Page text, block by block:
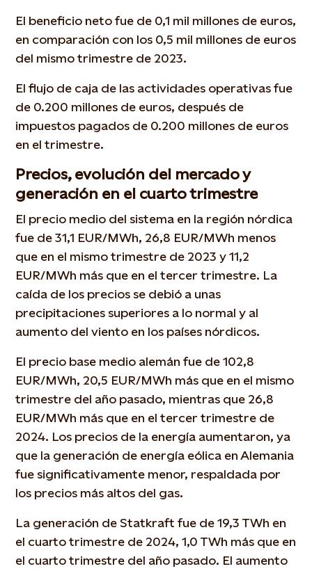
El beneficio neto fue de 0,1 mil millones de euros,
en comparación con los 0,5 mil millones de euros
del mismo trimestre de 2023.
El flujo de caja de las actividades operativas fue
de 0.200 millones de euros, después de
impuestos pagados de 0.200 millones de euros
en el trimestre.
Precios, evolución del mercado y
generación en el cuarto trimestre
El precio medio del sistema en la región nórdica
fue de 31,1 EUR/MWh, 26,8 EUR/MWh menos
que en el mismo trimestre de 2023 y 11,2
EUR/MWh más que en el tercer trimestre. La
caída de los precios se debió a unas
precipitaciones superiores a lo normal y al
aumento del viento en los países nórdicos.
El precio base medio alemán fue de 102,8
EUR/MWh, 20,5 EUR/MWh más que en el mismo
trimestre del año pasado, mientras que 26,8
EUR/MWh más que en el tercer trimestre de
2024. Los precios de la energía aumentaron, ya
que la generación de energía eólica en Alemania
fue significativamente menor, respaldada por
los precios más altos del gas.
La generación de Statkraft fue de 19,3 TWh en
el cuarto trimestre de 2024, 1,0 TWh más que en
el cuarto trimestre del año pasado. El aumento